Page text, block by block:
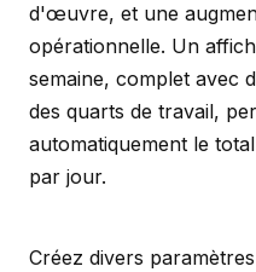
d'œuvre, et une
opérationnelle. Un
semaine, complet avec
des quarts de travail,
automatiquement le
par jour.
Créez divers